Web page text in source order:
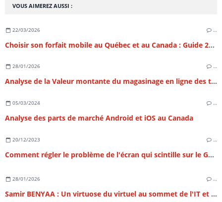
VOUS AIMEREZ AUSSI :
22/03/2026 …
Choisir son forfait mobile au Québec et au Canada : Guide 2026
28/01/2026 …
Analyse de la Valeur montante du magasinage en ligne des téléphones intelligeants en France
05/03/2024 …
Analyse des parts de marché Android et iOS au Canada
20/12/2023 …
Comment régler le problème de l'écran qui scintille sur le Galaxy S22 ?
28/01/2026 …
Samir BENYAA : Un virtuose du virtuel au sommet de l'IT et du SEO